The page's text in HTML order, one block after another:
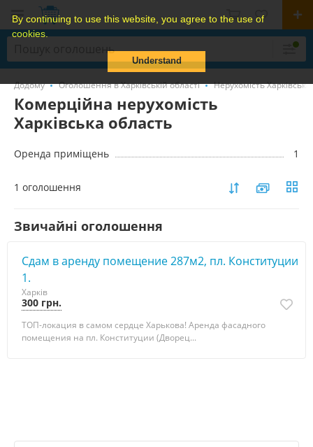
By continuing to use this website, you agree to the use of
cookies.
Understand
Додому Оголошення в Харківській області Нерухомість
Комерційна нерухомість
Харківська область
Оренда приміщень 1
1 оголошення
Звичайні оголошення
Сдам в аренду помещение 287м2, пл. Конституции
1.
Харків
300 грн.
ТОП-локация в самом сердце Харькова! Аренда фасадного
помещения на пл. Конституции (Дворец...